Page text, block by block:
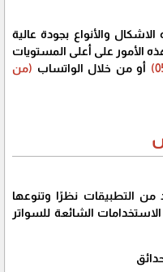
والأنواع بجودة عالية
الأمور على أعلى المستويات
أو من خلال الواتساب (من
من التطبيقات نظرًا وتنوعها
الشائعة للسواتر